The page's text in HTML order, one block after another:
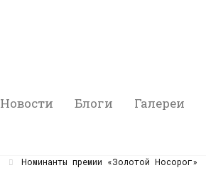
Новости Блоги Галереи
Номинанты премии «Золотой Носорог»